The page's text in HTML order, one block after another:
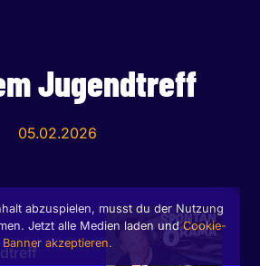
Jugendtreff
05.02.2026
abzuspielen, musst du der Nutzung
Jetzt alle Medien laden undCookie-
Banner akzeptieren.